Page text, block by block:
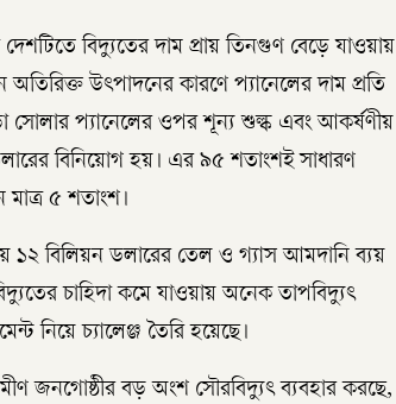
বিদ্যুতের দাম প্রায় তিনগুণ বেড়ে যাওয়ায়
উৎপাদনের কারণে প্যানেলের দাম প্রতি
সোলার প্যানেলের ওপর শূন্য শুল্ক এবং আকর্ষণীয়
বিনিয়োগ হয়। এর ৯৫ শতাংশই সাধারণ
মাত্র ৫ শতাংশ।
১২ বিলিয়ন ডলারের তেল ও গ্যাস আমদানি ব্যয়
চাহিদা কমে যাওয়ায় অনেক তাপবিদ্যুৎ
নিয়ে চ্যালেঞ্জ তৈরি হয়েছে।
জনগোষ্ঠীর বড় অংশ সৌরবিদ্যুৎ ব্যবহার করছে,